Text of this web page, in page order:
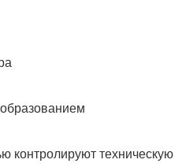
контролируют техническую